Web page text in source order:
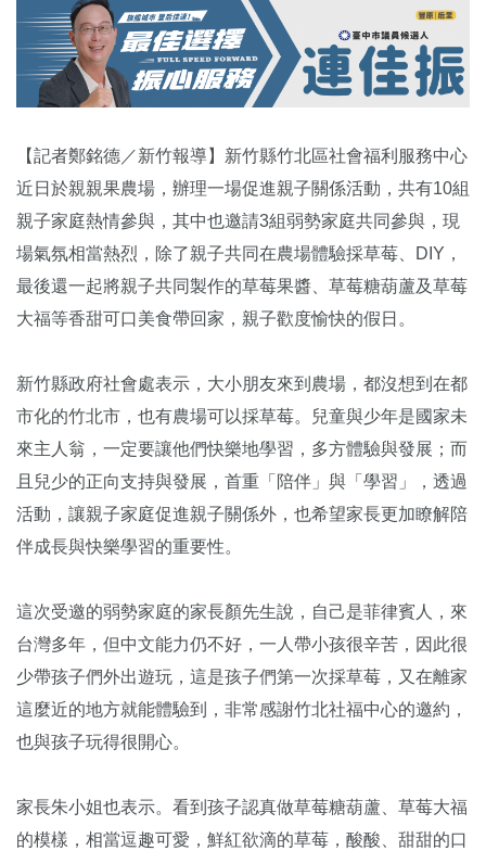
【記者鄭銘德／新竹報導】新竹縣竹北區社會福利服務中心
近日於親親果農場，辦理一場促進親子關係活動，共有10組
親子家庭熱情參與，其中也邀請3組弱勢家庭共同參與，現
場氣氛相當熱烈，除了親子共同在農場體驗採草莓、DIY，
最後還一起將親子共同製作的草莓果醬、草莓糖葫蘆及草莓
大福等香甜可口美食帶回家，親子歡度愉快的假日。
新竹縣政府社會處表示，大小朋友來到農場，都沒想到在都
市化的竹北市，也有農場可以採草莓。兒童與少年是國家未
來主人翁，一定要讓他們快樂地學習，多方體驗與發展；而
且兒少的正向支持與發展，首重「陪伴」與「學習」，透過
活動，讓親子家庭促進親子關係外，也希望家長更加瞭解陪
伴成長與快樂學習的重要性。
這次受邀的弱勢家庭的家長顏先生說，自己是菲律賓人，來
台灣多年，但中文能力仍不好，一人帶小孩很辛苦，因此很
少帶孩子們外出遊玩，這是孩子們第一次採草莓，又在離家
這麼近的地方就能體驗到，非常感謝竹北社福中心的邀約，
也與孩子玩得很開心。
家長朱小姐也表示。看到孩子認真做草莓糖葫蘆、草莓大福
的模樣，相當逗趣可愛，鮮紅欲滴的草莓，酸酸、甜甜的口